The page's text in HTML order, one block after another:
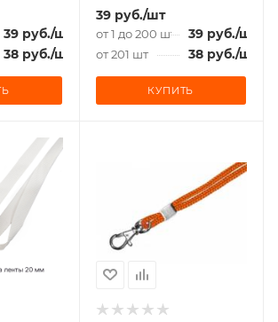
39 руб./шт
38 руб./шт
39руб./шт
от 1 до 200 шт 39руб./шт
от 201 шт 38руб./шт
КУПИТЬ